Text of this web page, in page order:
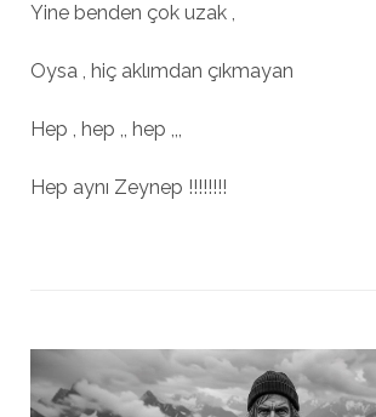
Yine benden çok uzak ,
Oysa , hiç aklımdan çıkmayan
Hep , hep ,, hep ,,,
Hep aynı Zeynep !!!!!!!!